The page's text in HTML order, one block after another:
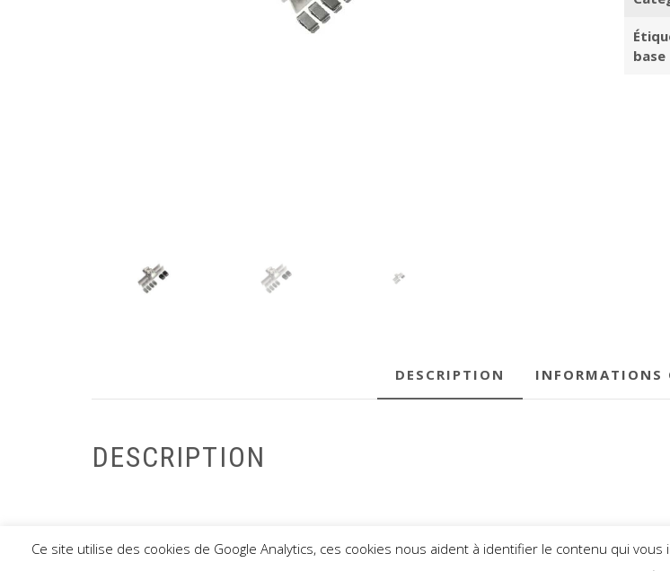
base
DESCRIPTION INFORMATIONS
DESCRIPTION
THEME:
Ce site utilise des cookies de Google Analytics, ces cookies nous aident à identifier le contenu qui